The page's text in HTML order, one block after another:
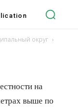
округ
на
выше по